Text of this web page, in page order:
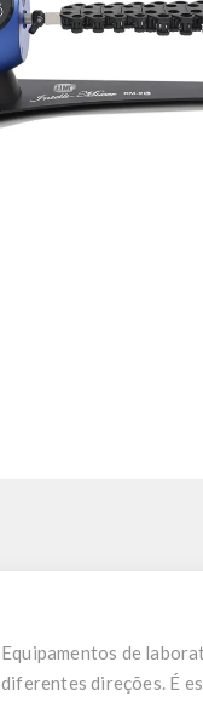
Equipamentos de
diferentes direções. É